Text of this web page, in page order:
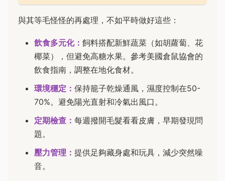
與其等毛怪怪的再處理，不如平時做好這些：
飲食多元化： 飼料搭配新鮮蔬菜（如胡蘿蔔、花
椰菜），但避免高糖水果。參考美國倉鼠協會的
飲食指南，調整在地化食材。
環境穩定： 保持籠子乾燥通風，濕度控制在50-
70%。避免陽光直射和冷氣出風口。
定期檢查： 每週撥開毛髮看看皮膚，早期發現問
題。
壓力管理： 提供足夠藏身處和玩具，減少突然噪
音。